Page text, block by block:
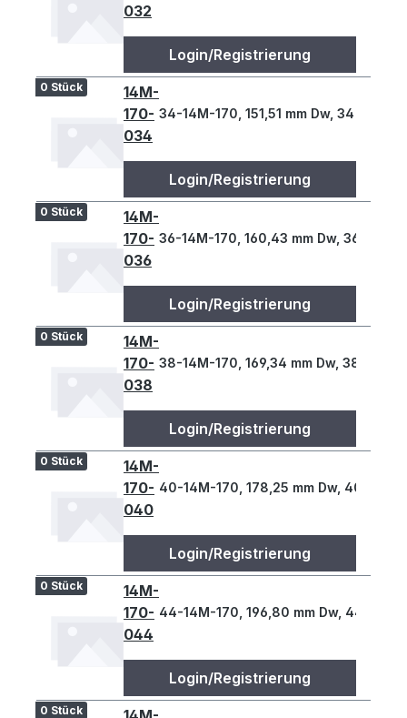
032
Login/Registrierung
0 Stück
14M-
170-
034
34-14M-170, 151,51 mm Dw, 34 Z., 14 T
Login/Registrierung
0 Stück
14M-
170-
036
36-14M-170, 160,43 mm Dw, 36 Z., 14
Login/Registrierung
0 Stück
14M-
170-
038
38-14M-170, 169,34 mm Dw, 38 Z., 14
Login/Registrierung
0 Stück
14M-
170-
040
40-14M-170, 178,25 mm Dw, 40 Z., 14
Login/Registrierung
0 Stück
14M-
170-
044
44-14M-170, 196,80 mm Dw, 44 Z., 14
Login/Registrierung
0 Stück